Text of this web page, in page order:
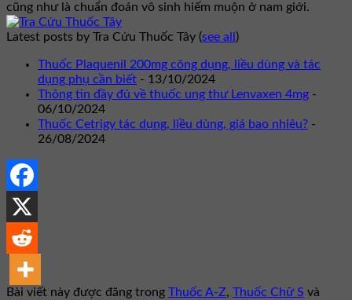
cũng như là chuẩn đoán vô sinh hiếm muộn ở nam giới.
Latest posts by Tra Cứu Thuốc Tây (see all )
Thuốc Plaquenil 200mg công dụng, liều dùng và tác
dụng phụ cần biết - 13/10/2024
Thông tin đầy đủ về thuốc ung thư Lenvaxen 4mg -
06/10/2024
Thuốc Cetrigy tác dụng, liều dùng, giá bao nhiêu? -
26/08/2024
Bài viết này được đăng trong Thuốc A-Z, Thuốc Chữ S và